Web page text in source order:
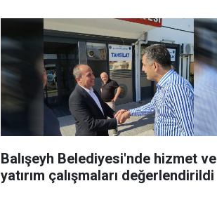
Balışeyh Belediyesi'nde hizmet ve
yatırım çalışmaları değerlendirildi